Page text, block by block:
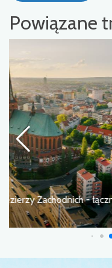
Powiązane
Gravelem
320 km